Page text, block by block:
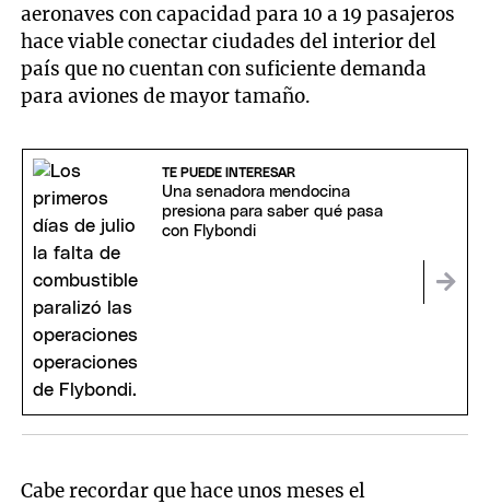
aeronaves con capacidad para 10 a 19 pasajeros
hace viable conectar ciudades del interior del
país que no cuentan con suficiente demanda
para aviones de mayor tamaño.
TE PUEDE INTERESAR
Una senadora mendocina
presiona para saber qué pasa
con Flybondi
Cabe recordar que hace unos meses el